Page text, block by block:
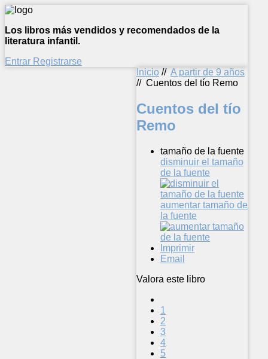
Los libros más vendidos y recomendados de la
literatura infantil.
Entrar Registrarse
Inicio // A partir de 9 años
// Cuentos del tío Remo
Cuentos del tío
Remo
tamaño de la fuente
disminuir el tamaño
de la fuente
aumentar tamaño de
la fuente
Imprimir
Email
Valora este libro
1
2
3
4
5